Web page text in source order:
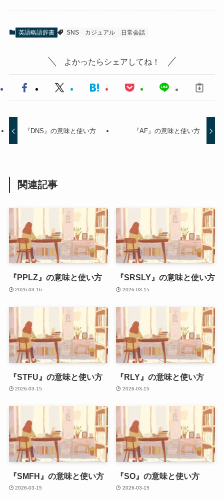
英語略語辞書 SNS カジュアル 日常会話
よかったらシェアしてね！
『DNS』の意味と使い方 『AF』の意味と使い方
関連記事
『PPLZ』の意味と使い方
2026-03-16
『SRSLY』の意味と使い方
2026-03-15
『STFU』の意味と使い方
2026-03-15
『RLY』の意味と使い方
2026-03-15
『SMFH』の意味と使い方
2026-03-15
『SO』の意味と使い方
2026-03-15